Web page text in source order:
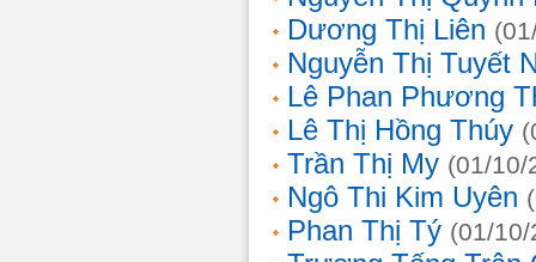
Dương Thị Liên
Nguyễn Thị Tuyết
Lê Phan Phương
Lê Thị Hồng Thúy
Trần Thị My (01/10/
Ngô Thi Kim Uyên
Phan Thị Tý (01/